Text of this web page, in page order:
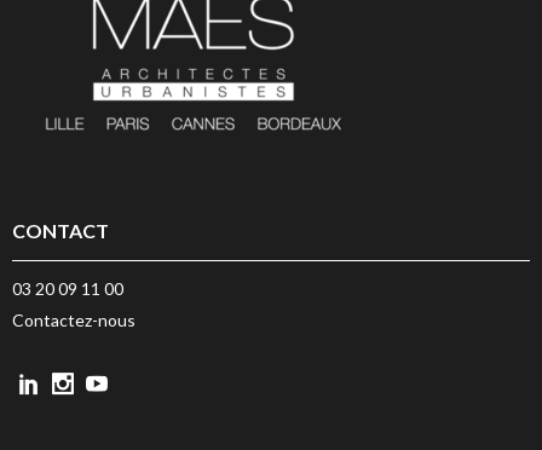
CONTACT
03 20 09 11 00
Contactez-nous